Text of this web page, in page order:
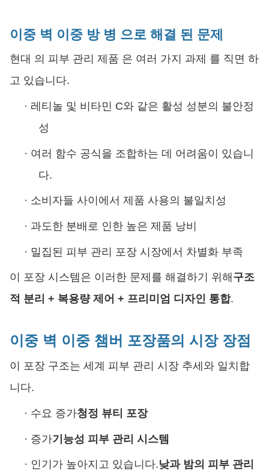
이중 벽 이중 방 병 으로 해결 된 문제
현대 의 피부 관리 제품 은 여러 가지 과제 를 직면 하
고 있습니다.
· 레티놀 및 비타민 C와 같은 활성 성분의 불안정
성
· 여러 함수 공식을 조합하는 데 어려움이 있습니
다.
· 소비자들 사이에서 제품 사용의 불일치성
· 과도한 분배로 인한 높은 제품 낭비
· 밀집된 피부 관리 포장 시장에서 차별화 부족
이 포장 시스템은 이러한 문제를 해결하기 위해 구조
적 분리 + 복용량 제어 + 프리미엄 디자인 통합.
이중 벽 이중 챔버 포장품의 시장 장점
이 포장 구조는 세계 피부 관리 시장 추세와 일치합
니다.
· 수요 증가청정 뷰티 포장
· 증가기능성 피부 관리 시스템
· 인기가 높아지고 있습니다.낮과 밤의 피부 관리